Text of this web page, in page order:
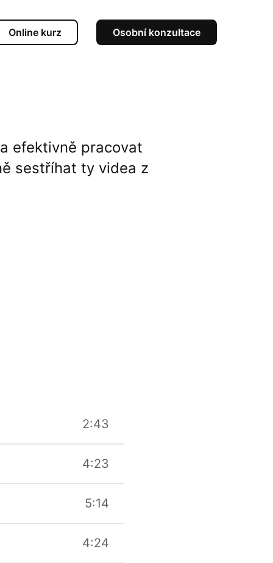
Online kurz Osobní konzultace
efektivně pracovat
sestříhat ty videa z
2:43
4:23
5:14
4:24